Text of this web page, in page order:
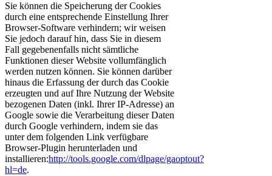
Sie können die Speicherung der Cookies
durch eine entsprechende Einstellung Ihrer
Browser-Software verhindern; wir weisen
Sie jedoch darauf hin, dass Sie in diesem
Fall gegebenenfalls nicht sämtliche
Funktionen dieser Website vollumfänglich
werden nutzen können. Sie können darüber
hinaus die Erfassung der durch das Cookie
erzeugten und auf Ihre Nutzung der Website
bezogenen Daten (inkl. Ihrer IP-Adresse) an
Google sowie die Verarbeitung dieser Daten
durch Google verhindern, indem sie das
unter dem folgenden Link verfügbare
Browser-Plugin herunterladen und
installieren:http://tools.google.com/dlpage/gaoptout?
hl=de.